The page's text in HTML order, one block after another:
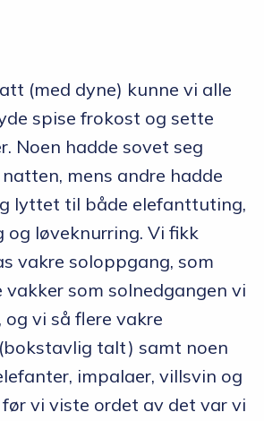
(med dyne) kunne vi alle
spise frokost og sette
Noen hadde sovet seg
mens andre hadde
lyttet til både elefanttuting,
løveknurring. Vi fikk
vakre soloppgang, som
vakker som solnedgangen vi
vi så flere vakre
talt) samt noen
impalaer, villsvin og
vi viste ordet av det var vi